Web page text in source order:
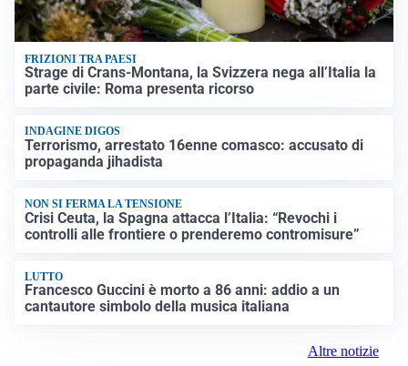
FRIZIONI TRA PAESI
Strage di Crans-Montana, la Svizzera nega all’Italia la
parte civile: Roma presenta ricorso
INDAGINE DIGOS
Terrorismo, arrestato 16enne comasco: accusato di
propaganda jihadista
NON SI FERMA LA TENSIONE
Crisi Ceuta, la Spagna attacca l’Italia: “Revochi i
controlli alle frontiere o prenderemo contromisure”
LUTTO
Francesco Guccini è morto a 86 anni: addio a un
cantautore simbolo della musica italiana
Altre notizie